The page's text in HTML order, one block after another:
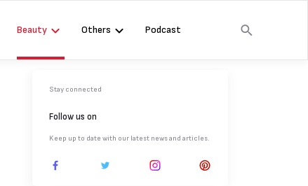
Beauty Others Podcast
Stay connected
Follow us on
Keep up to date with our latest news and articles.